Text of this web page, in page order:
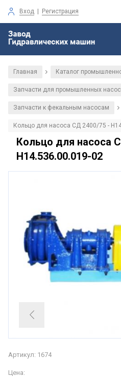
Вход | Регистрация
Главная / Каталог
Запчасти для промышленных
Запчасти к фекальным насосам /
Кольцо для насоса СД 2400/75 -
Кольцо для насоса
Н14.536.00.019-02
Артикул: 1674
Цена: